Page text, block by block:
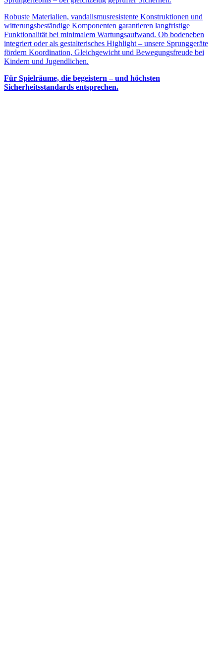
Robuste Materialien, vandalismusresistente Konstruktionen und
witterungsbeständige Komponenten garantieren langfristige
Funktionalität bei minimalem Wartungsaufwand. Ob bodeneben
integriert oder als gestalterisches Highlight – unsere Sprunggeräte
fördern Koordination, Gleichgewicht und Bewegungsfreude bei
Kindern und Jugendlichen.
Für Spielräume, die begeistern – und höchsten
Sicherheitsstandards entsprechen.